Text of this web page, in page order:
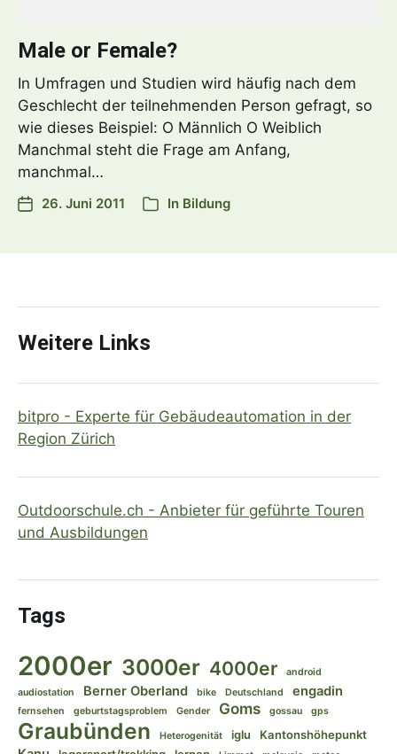
Male or Female?
In Umfragen und Studien wird häufig nach dem
Geschlecht der teilnehmenden Person gefragt, so
wie dieses Beispiel: Ο Männlich Ο Weiblich
Manchmal steht die Frage am Anfang,
manchmal…
26. Juni 2011 In Bildung
Weitere Links
bitpro - Experte für Gebäudeautomation in der
Region Zürich
Outdoorschule.ch - Anbieter für geführte Touren
und Ausbildungen
Tags
2000er 3000er 4000er
android
audiostation
Berner Oberland bike Deutschland engadin
fernsehen geburtstagsproblem Gender Goms gossau gps
Graubünden Heterogenität iglu Kantonshöhepunkt